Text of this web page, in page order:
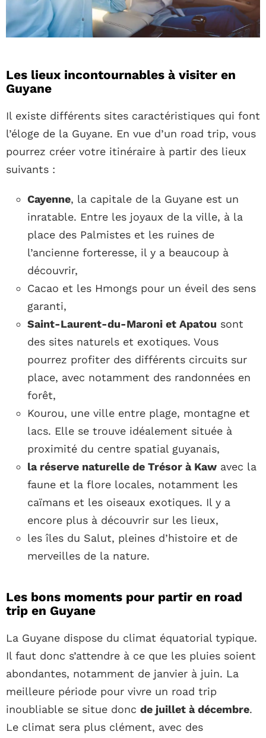
Les lieux incontournables à visiter en
Guyane
Il existe différents sites caractéristiques qui font
l’éloge de la Guyane. En vue d’un road trip, vous
pourrez créer votre itinéraire à partir des lieux
suivants :
Cayenne, la capitale de la Guyane est un
inratable. Entre les joyaux de la ville, à la
place des Palmistes et les ruines de
l’ancienne forteresse, il y a beaucoup à
découvrir,
Cacao et les Hmongs pour un éveil des sens
garanti,
Saint-Laurent-du-Maroni et Apatou sont
des sites naturels et exotiques. Vous
pourrez profiter des différents circuits sur
place, avec notamment des randonnées en
forêt,
Kourou, une ville entre plage, montagne et
lacs. Elle se trouve idéalement située à
proximité du centre spatial guyanais,
la réserve naturelle de Trésor à Kaw avec la
faune et la flore locales, notamment les
caïmans et les oiseaux exotiques. Il y a
encore plus à découvrir sur les lieux,
les îles du Salut, pleines d’histoire et de
merveilles de la nature.
Les bons moments pour partir en road
trip en Guyane
La Guyane dispose du climat équatorial typique.
Il faut donc s’attendre à ce que les pluies soient
abondantes, notamment de janvier à juin. La
meilleure période pour vivre un road trip
inoubliable se situe donc de juillet à décembre.
Le climat sera plus clément, avec des